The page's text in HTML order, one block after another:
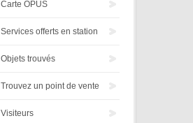
Carte OPUS
Services offerts en station
Objets trouvés
Trouvez un point de vente
Visiteurs